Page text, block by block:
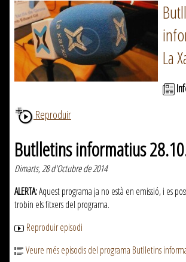
La
Reproduir
Butlletins informatius
Dimarts, 28 d'Octubre de 2014
ALERTA:Aquest programa ja no està en emissió, i es
trobin els fitxers del programa.
Reproduir episodi
Veure més episodis del programa Butlletins